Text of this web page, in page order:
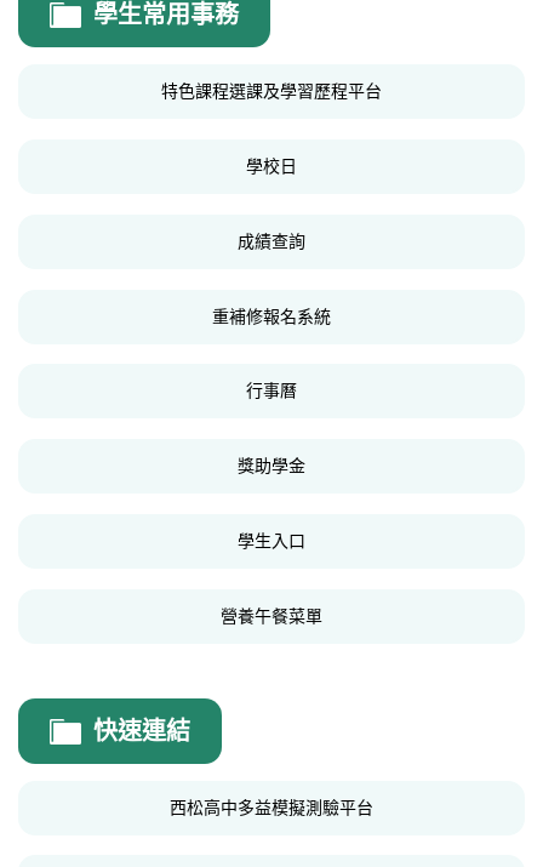
學生常用事務
特色課程選課及學習歷程平台
學校日
成績查詢
重補修報名系統
行事曆
獎助學金
學生入口
營養午餐菜單
快速連結
西松高中多益模擬測驗平台